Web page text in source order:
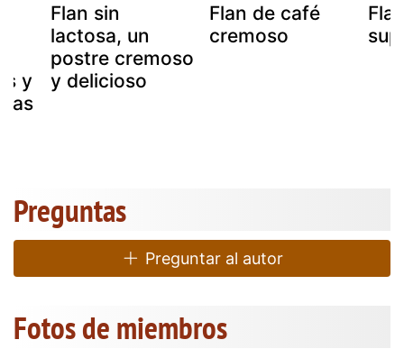
y
Flan sin
lactosa, un
postre cremoso
y delicioso
Flan de café
cremoso
Preguntas
Preguntar al autor
Fotos de miembros